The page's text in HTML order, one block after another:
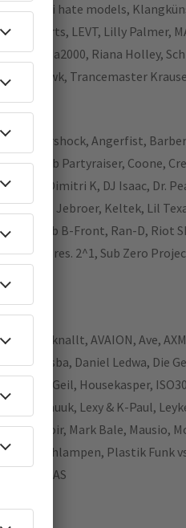
Priest, i hate models,
Roberts, LEVT, Lilly Palmer,
Prada2000, Riana Holley,
Trancemaster Krause
Aftershock, Angerfist,
b2b Partyraiser, Coone,
Dimitri K, DJ Isaac, Dr.
Jebroer, Keltek, Lil
b2b B-Front, Ran-D, Riot
pres. 2^1, Sub Zero
Duchgeknallt, AVAION, Ave,
Lidsba, Daniel Ledwa, Die
aber Geil, Housekasper,
Le Shuuk, Lexy & K-Paul,
Lyah Noir, Mark Bale, Mausio,
Plastik Funk
YAMAS